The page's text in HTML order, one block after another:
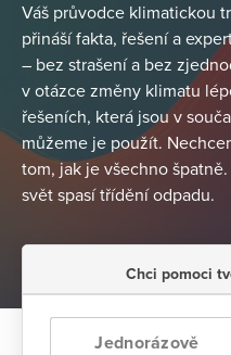
Váš průvodce klimatickou
přináší fakta, řešení a
– bez strašení a bez
v otázce změny klimatu
řešeních, která jsou v
můžeme je použít.
tom, jak je všechno
svět spasí třídění odpadu.
Chci pomoci
Jednorázově